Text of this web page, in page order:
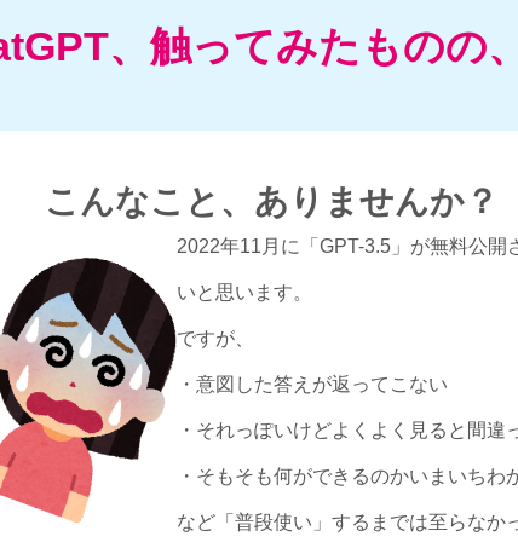
、触ってみたものの、
こんなこと、ありませんか？
2022年11月に「GPT-3.5」が無料公
いと思います。
ですが、
・意図した答えが返ってこない
・それっぽいけどよくよく見ると間違
・そもそも何ができるのかいまいちわ
など「普段使い」するまでは至らなか